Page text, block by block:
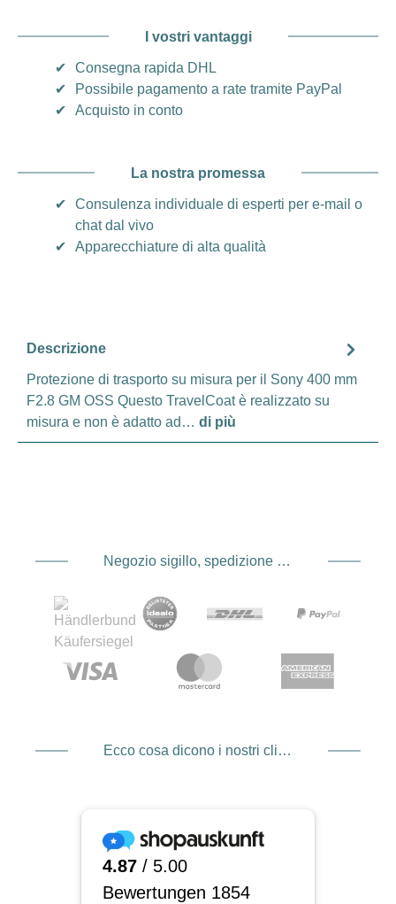
I vostri vantaggi
✔
Consegna rapida DHL
✔
Possibile pagamento a rate tramite PayPal
✔
Acquisto in conto
La nostra promessa
✔
Consulenza individuale di esperti per e-mail o
chat dal vivo
✔
Apparecchiature di alta qualità
Descrizione
Protezione di trasporto su misura per il Sony 400 mm
F2.8 GM OSS Questo TravelCoat è realizzato su
misura e non è adatto ad… di più
Negozio sigillo, spedizione e spedizione Fornitore di servizi di pagamento
Ecco cosa dicono i nostri clienti